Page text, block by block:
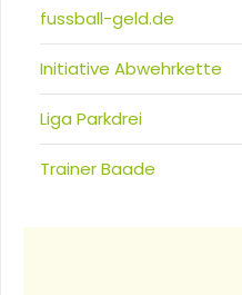
fussball-geld.de
Initiative Abwehrkette
Liga Parkdrei
Trainer Baade